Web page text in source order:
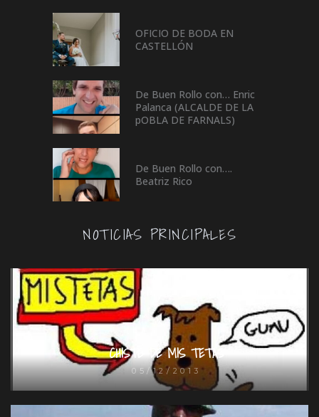
OFICIO DE BODA EN
CASTELLÓN
De Buen Rollo con… Enric
Palanca (ALCALDE DE LA
pOBLA DE FARNALS)
De Buen Rollo con….
Beatriz Rico
NOTICIAS PRINCIPALES
CHISTE DE MIS TETAS
05/12/2013